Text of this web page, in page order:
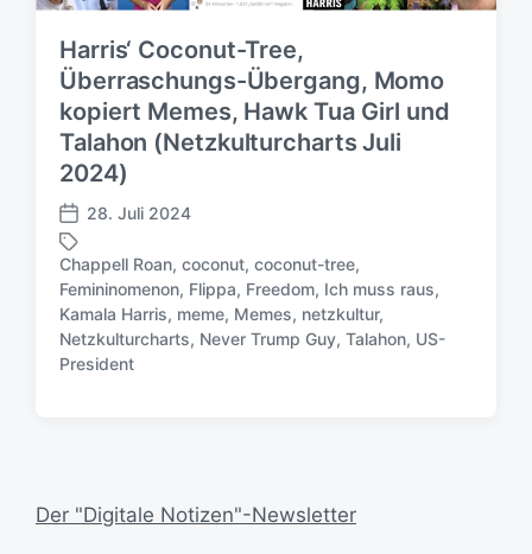
Harris‘ Coconut-Tree,
Überraschungs-Übergang, Momo
kopiert Memes, Hawk Tua Girl und
Talahon (Netzkulturcharts Juli
2024)
V
e
r
ö
f
f
e
h
28. Juli 2024
S
c
h
r
Chappell Roan, coconut, coconut-tree,
Femininomenon, Flippa, Freedom, Ich muss raus,
Kamala Harris, meme, Memes, netzkultur,
Netzkulturcharts, Never Trump Guy, Talahon, US-
President
Der "Digitale Notizen"-Newsletter